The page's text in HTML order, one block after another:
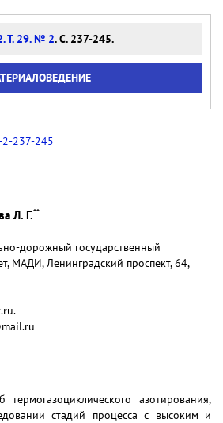
Т. 29. № 2. С. 237-245.
237-245
Л. Г.**
дорожный государственный
МАДИ, Ленинградский проспект, 64,
термогазоциклического азотирования,
стадий процесса с высоким и